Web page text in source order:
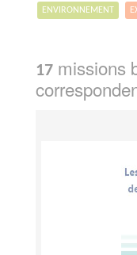
ENVIRONNEMENT
17 missions